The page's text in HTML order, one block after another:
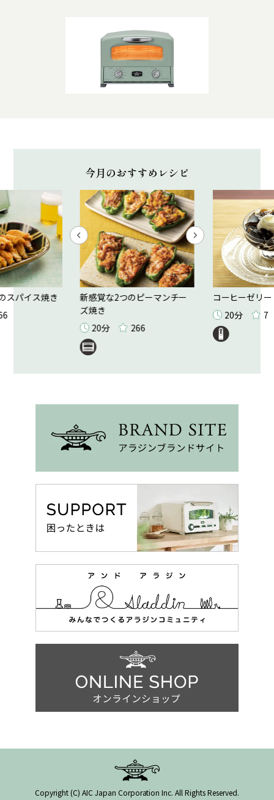
今月のおすすめレシピ
スパイス焼き
新感覚な2つのピーマンチー
ズ焼き
20分
266
コーヒーゼリー
20分
7
Copyright (C) AIC Japan Corporation Inc. All Rights Reserved.